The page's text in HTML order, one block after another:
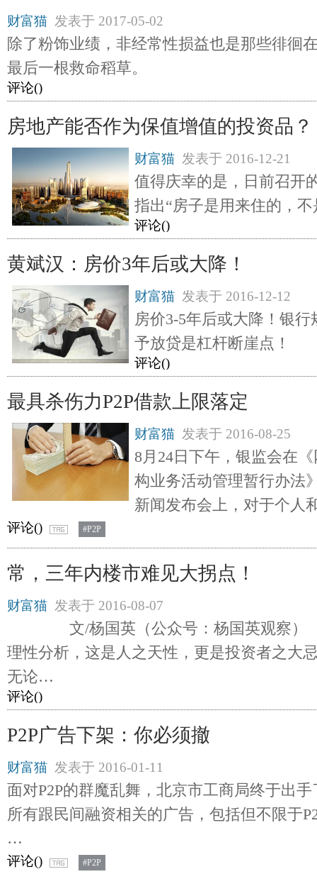
财富猫 发表于 2017-05-02
除了粉饰业绩，非经常性损益也是那些徘徊
最后一根救命稻草。
评论()
房地产能否作为保值增值的投资品？
财富猫 发表于 2016-12-21
值得庆幸的是，日前召开
指出“房子是用来住的，
评论()
黄斌汉：房价3年后或大降！
财富猫 发表于 2016-12-12
房价3-5年后或大降！银
予放贷是杠杆断崖点！
评论()
最具杀伤力P2P借款上限落定
财富猫 发表于 2016-08-25
8月24日下午，银监会在
构业务活动管理暂行办法
新闻发布会上，对于个人
评论() #P2P
常，三年内楼市难见大拐点！
财富猫 发表于 2016-08-07
文/杨国英（公众号：杨国英观察）
理性分析，这是人之天性，更是投资者之
无论…
评论()
P2P广告下架：你必须撤
财富猫 发表于 2016-01-11
面对P2P的群魔乱舞，北京市工商局终于出
所有跟民间融资相关的广告，包括但不限于
…
评论() #P2P